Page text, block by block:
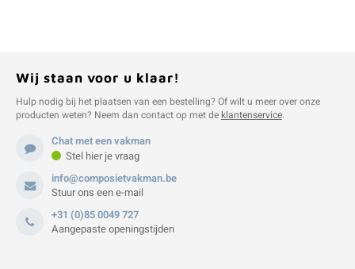
Wij staan voor u klaar!
Hulp nodig bij het plaatsen van een bestelling? Of wilt u meer over onze
producten weten? Neem dan contact op met deklantenservice.
Chat met een vakman
Stel hier je vraag
info@composietvakman.be
Stuur ons een e-mail
+31 (0)85 0049 727
Aangepaste openingstijden